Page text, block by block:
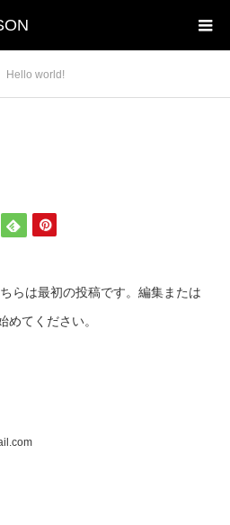
Hello world!
らは最初の投稿です。編集または
めてください。